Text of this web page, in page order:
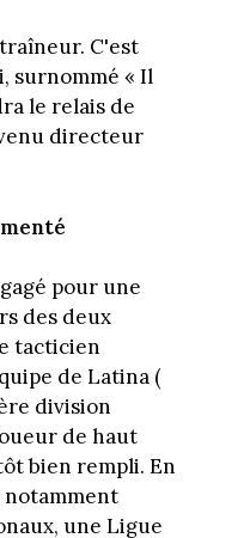
C'est
surnommé « Il
le relais de
directeur
pour une
des deux
tacticien
de Latina (
division
de haut
bien rempli. En
notamment
une Ligue